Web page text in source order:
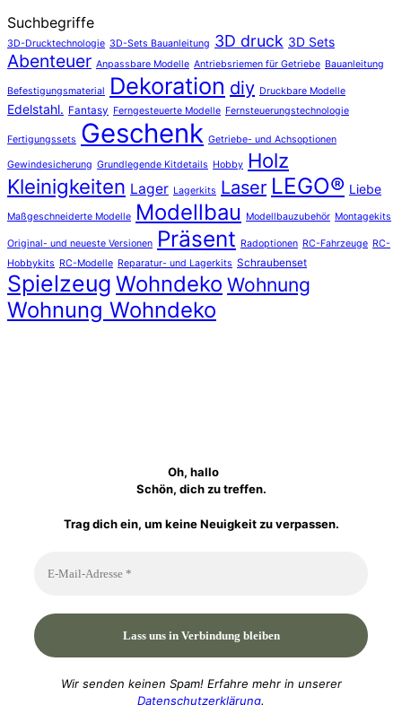
Suchbegriffe
3D-Drucktechnologie 3D-Sets Bauanleitung 3D druck 3D Sets
Abenteuer Anpassbare Modelle Antriebsriemen für Getriebe Bauanleitung
Befestigungsmaterial Dekoration diy Druckbare Modelle
Edelstahl. Fantasy Ferngesteuerte Modelle Fernsteuerungstechnologie
Fertigungssets Geschenk Getriebe- und Achsoptionen
Gewindesicherung Grundlegende Kitdetails Hobby Holz
Kleinigkeiten Lager Lagerkits Laser LEGO® Liebe
Maßgeschneiderte Modelle Modellbau Modellbauzubehör Montagekits
Original- und neueste Versionen Präsent Radoptionen RC-Fahrzeuge RC-
Hobbykits RC-Modelle Reparatur- und Lagerkits Schraubenset
Spielzeug Wohndeko Wohnung
Wohnung Wohndeko
Oh, hallo
Schön, dich zu treffen.
Trag dich ein, um keine Neuigkeit zu verpassen.
Wir senden keinen Spam! Erfahre mehr in unserer
Datenschutzerklärung.